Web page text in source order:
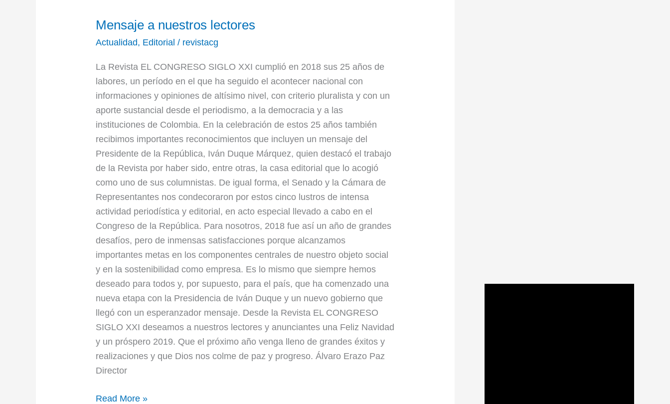
Mensaje a nuestros lectores
Actualidad, Editorial / revistacg
La Revista EL CONGRESO SIGLO XXI cumplió en 2018 sus 25 años de
labores, un período en el que ha seguido el acontecer nacional con
informaciones y opiniones de altísimo nivel, con criterio pluralista y con un
aporte sustancial desde el periodismo, a la democracia y a las
instituciones de Colombia. En la celebración de estos 25 años también
recibimos importantes reconocimientos que incluyen un mensaje del
Presidente de la República, Iván Duque Márquez, quien destacó el trabajo
de la Revista por haber sido, entre otras, la casa editorial que lo acogió
como uno de sus columnistas. De igual forma, el Senado y la Cámara de
Representantes nos condecoraron por estos cinco lustros de intensa
actividad periodística y editorial, en acto especial llevado a cabo en el
Congreso de la República. Para nosotros, 2018 fue así un año de grandes
desafíos, pero de inmensas satisfacciones porque alcanzamos
importantes metas en los componentes centrales de nuestro objeto social
y en la sostenibilidad como empresa. Es lo mismo que siempre hemos
deseado para todos y, por supuesto, para el país, que ha comenzado una
nueva etapa con la Presidencia de Iván Duque y un nuevo gobierno que
llegó con un esperanzador mensaje. Desde la Revista EL CONGRESO
SIGLO XXI deseamos a nuestros lectores y anunciantes una Feliz Navidad
y un próspero 2019. Que el próximo año venga lleno de grandes éxitos y
realizaciones y que Dios nos colme de paz y progreso. Álvaro Erazo Paz
Director
nuestros
lectores
Read More »